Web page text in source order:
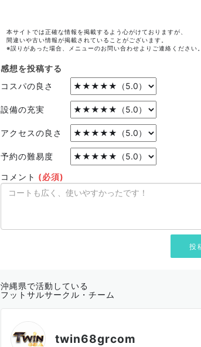
本サイトでは正確な情報を掲載するよう心がけておりますが、
間違いや古い情報が掲載されていることがございます。
※誤りがあった場合、メニューのお問い合わせよりご連絡ください。
感想を投稿する
コスパの良さ
設備の充実
アクセスの良さ
予約の難易度
コメント (必須)
沖縄県で活動している
フットサルサークル・チーム
twin68grcom